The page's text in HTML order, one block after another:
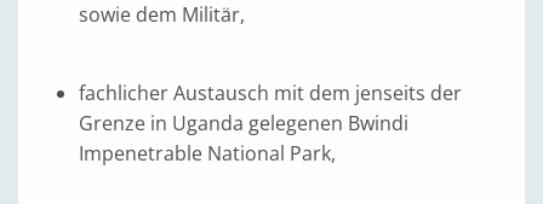
sowie dem Militär,
fachlicher Austausch mit dem jenseits der
Grenze in Uganda gelegenen Bwindi
Impenetrable National Park,